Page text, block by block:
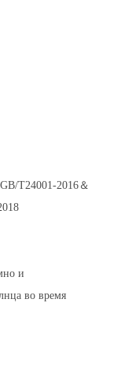
T24001-2016＆
и
во время